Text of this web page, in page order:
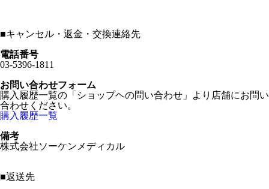
■キャンセル・返金・交換連絡先
電話番号
03-5396-1811
お問い合わせフォーム
購入履歴一覧の「ショップヘの問い合わせ」より店舗にお問い
合わせください。
購入履歴一覧
備考
株式会社ソーケンメディカル
■返送先